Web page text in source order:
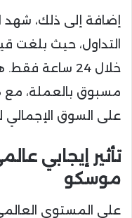
إضافة إلى ذلك، شهد
التداول، حيث بلغت
خلال 24 ساعة
مسبوق بالعملة، مع
على السوق الإجمالي
تأثير إيجابي
موسكو
على المستوى